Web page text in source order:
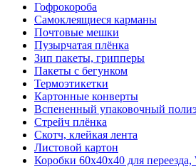
Гофрокороба
Самоклеящиеся карманы
Почтовые мешки
Пузырчатая плёнка
Зип пакеты, грипперы
Пакеты с бегунком
Термоэтикетки
Картонные конверты
Вспененный упаковочный
Стрейч плёнка
Скотч, клейкая лента
Листовой картон
Коробки 60х40х40 для